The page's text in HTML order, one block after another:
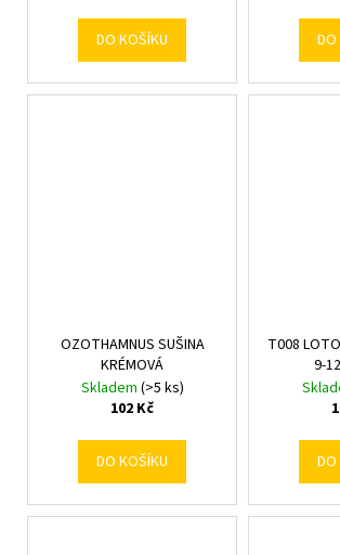
DO KOŠÍKU DO
OZOTHAMNUS SUŠINA
KRÉMOVÁ
Skladem (>5 ks)
102 Kč
DO KOŠÍKU
T008
9-
DO